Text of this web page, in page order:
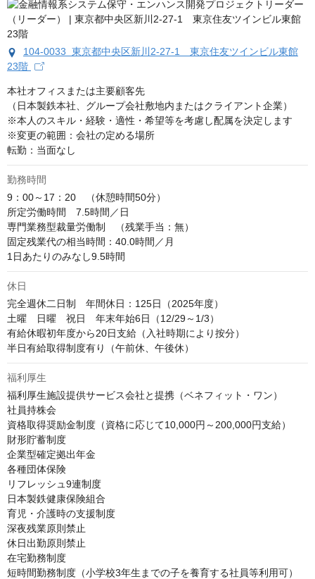
104-0033 東京都中央区新川2-27-1 東京住友ツインビル東館
23階
本社オフィスまたは主要顧客先
（日本製鉄本社、グループ会社敷地内またはクライアント企業）
※本人のスキル・経験・適性・希望等を考慮し配属を決定します
※変更の範囲：会社の定める場所
転勤：当面なし
勤務時間
9：00～17：20　（休憩時間50分）
所定労働時間　7.5時間／日
専門業務型裁量労働制　（残業手当：無）
固定残業代の相当時間：40.0時間／月
1日あたりのみなし9.5時間
休日
完全週休二日制　年間休日：125日（2025年度）
土曜　日曜　祝日　年末年始6日（12/29～1/3）
有給休暇初年度から20日支給（入社時期により按分）
半日有給取得制度有り（午前休、午後休）
福利厚生
福利厚生施設提供サービス会社と提携（ベネフィット・ワン）
社員持株会
資格取得奨励金制度（資格に応じて10,000円～200,000円支給）
財形貯蓄制度
企業型確定拠出年金
各種団体保険
リフレッシュ9連制度
日本製鉄健康保険組合
育児・介護時の支援制度
深夜残業原則禁止
休日出勤原則禁止
在宅勤務制度
短時間勤務制度（小学校3年生までの子を養育する社員等利用可）